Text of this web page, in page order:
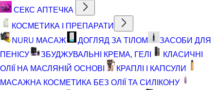
СЕКС АПТЕЧКА
КОСМЕТИКА І ПРЕПАРАТИ
NURU МАСАЖ
ДОГЛЯД ЗА ТІЛОМ
ЗАСОБИ ДЛЯ
ПЕНІСУ
ЗБУДЖУВАЛЬНІ КРЕМА, ГЕЛІ
КЛАСИЧНІ
ОЛІЇ НА МАСЛЯНІЙ ОСНОВІ
КРАПЛІ І КАПСУЛИ
МАСАЖНА КОСМЕТИКА БЕЗ ОЛІЇ ТА СИЛІКОНУ